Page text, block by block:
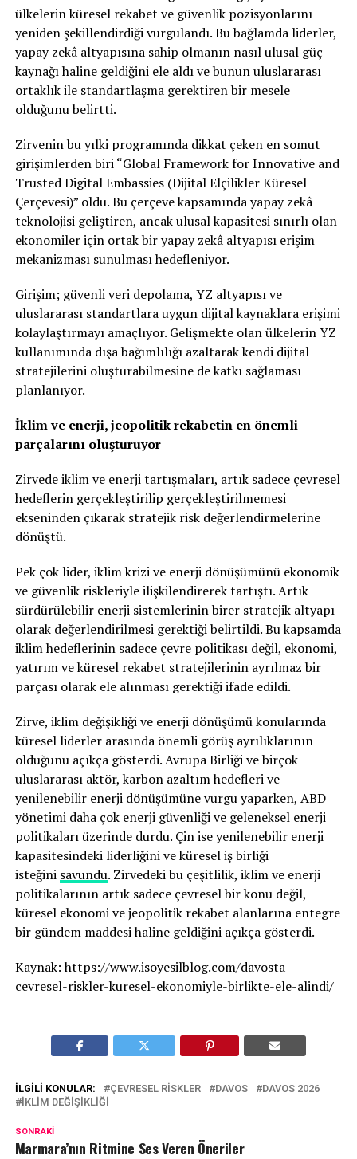
ülkelerin küresel rekabet ve güvenlik pozisyonlarını
yeniden şekillendirdiği vurgulandı. Bu bağlamda liderler,
yapay zekâ altyapısına sahip olmanın nasıl ulusal güç
kaynağı haline geldiğini ele aldı ve bunun uluslararası
ortaklık ile standartlaşma gerektiren bir mesele
olduğunu belirtti.
Zirvenin bu yılki programında dikkat çeken en somut
girişimlerden biri “Global Framework for Innovative and
Trusted Digital Embassies (Dijital Elçilikler Küresel
Çerçevesi)” oldu. Bu çerçeve kapsamında yapay zekâ
teknolojisi geliştiren, ancak ulusal kapasitesi sınırlı olan
ekonomiler için ortak bir yapay zekâ altyapısı erişim
mekanizması sunulması hedefleniyor.
Girişim; güvenli veri depolama, YZ altyapısı ve
uluslararası standartlara uygun dijital kaynaklara erişimi
kolaylaştırmayı amaçlıyor. Gelişmekte olan ülkelerin YZ
kullanımında dışa bağımlılığı azaltarak kendi dijital
stratejilerini oluşturabilmesine de katkı sağlaması
planlanıyor.
İklim ve enerji, jeopolitik rekabetin en önemli
parçalarını oluşturuyor
Zirvede iklim ve enerji tartışmaları, artık sadece çevresel
hedeflerin gerçekleştirilip gerçekleştirilmemesi
ekseninden çıkarak stratejik risk değerlendirmelerine
dönüştü.
Pek çok lider, iklim krizi ve enerji dönüşümünü ekonomik
ve güvenlik riskleriyle ilişkilendirerek tartıştı. Artık
sürdürülebilir enerji sistemlerinin birer stratejik altyapı
olarak değerlendirilmesi gerektiği belirtildi. Bu kapsamda
iklim hedeflerinin sadece çevre politikası değil, ekonomi,
yatırım ve küresel rekabet stratejilerinin ayrılmaz bir
parçası olarak ele alınması gerektiği ifade edildi.
Zirve, iklim değişikliği ve enerji dönüşümü konularında
küresel liderler arasında önemli görüş ayrılıklarının
olduğunu açıkça gösterdi. Avrupa Birliği ve birçok
uluslararası aktör, karbon azaltım hedefleri ve
yenilenebilir enerji dönüşümüne vurgu yaparken, ABD
yönetimi daha çok enerji güvenliği ve geleneksel enerji
politikaları üzerinde durdu. Çin ise yenilenebilir enerji
kapasitesindeki liderliğini ve küresel iş birliği
isteğini savundu. Zirvedeki bu çeşitlilik, iklim ve enerji
politikalarının artık sadece çevresel bir konu değil,
küresel ekonomi ve jeopolitik rekabet alanlarına entegre
bir gündem maddesi haline geldiğini açıkça gösterdi.
Kaynak: https://www.isoyesilblog.com/davosta-
cevresel-riskler-kuresel-ekonomiyle-birlikte-ele-alindi/
İLGILI KONULAR: ÇEVRESEL RISKLER DAVOS
DAVOS 2026
İKLIM DEĞIŞIKLIĞI
SONRAKI
Marmara’nın Ritmine Ses Veren Öneriler